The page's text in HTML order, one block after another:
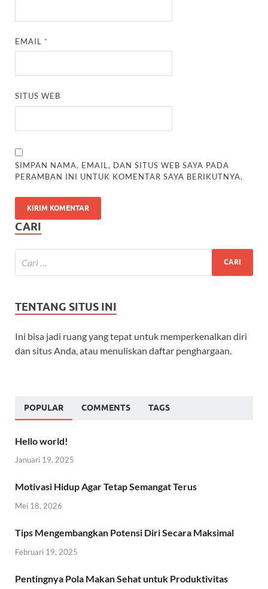
EMAIL *
SITUS WEB
SIMPAN NAMA, EMAIL, DAN SITUS WEB SAYA PADA
PERAMBAN INI UNTUK KOMENTAR SAYA BERIKUTNYA.
CARI
TENTANG SITUS INI
Ini bisa jadi ruang yang tepat untuk memperkenalkan diri
dan situs Anda, atau menuliskan daftar penghargaan.
POPULAR COMMENTS TAGS
Hello world!
Januari 19, 2025
Motivasi Hidup Agar Tetap Semangat Terus
Mei 18, 2026
Tips Mengembangkan Potensi Diri Secara Maksimal
Februari 19, 2025
Pentingnya Pola Makan Sehat untuk Produktivitas